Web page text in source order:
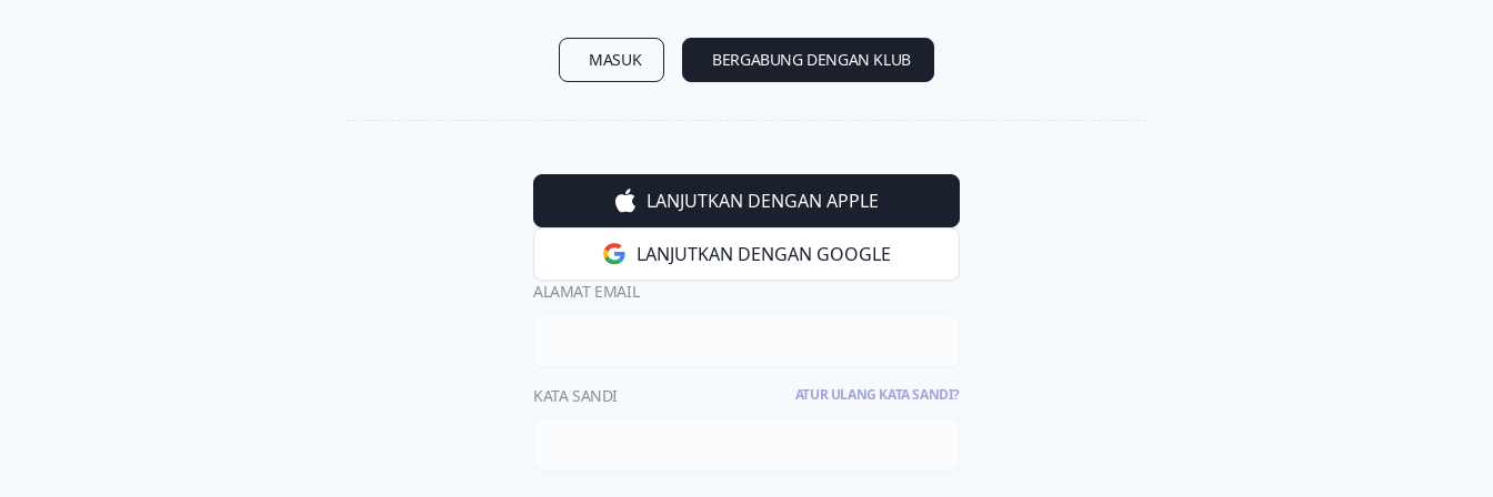
MASUK BERGABUNG DENGAN KLUB
LANJUTKAN DENGAN APPLE
LANJUTKAN DENGAN GOOGLE
ALAMAT EMAIL
KATA SANDI ATUR ULANG KATA SANDI?